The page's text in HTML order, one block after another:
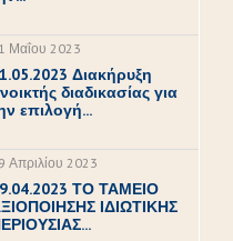
Μαΐου 2023
Διακήρυξη
διαδικασίας για
επιλογή...
Απριλίου 2023
ΤΟ ΤΑΜΕΙΟ
ΙΔΙΩΤΙΚΗΣ